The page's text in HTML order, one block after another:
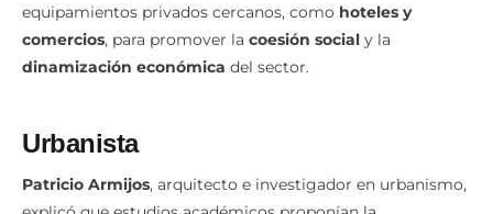
comercios, para promover lacoesión socialy la
dinamización económica del sector.
Patricio Armijos
explicó que estudios académicos proponían la